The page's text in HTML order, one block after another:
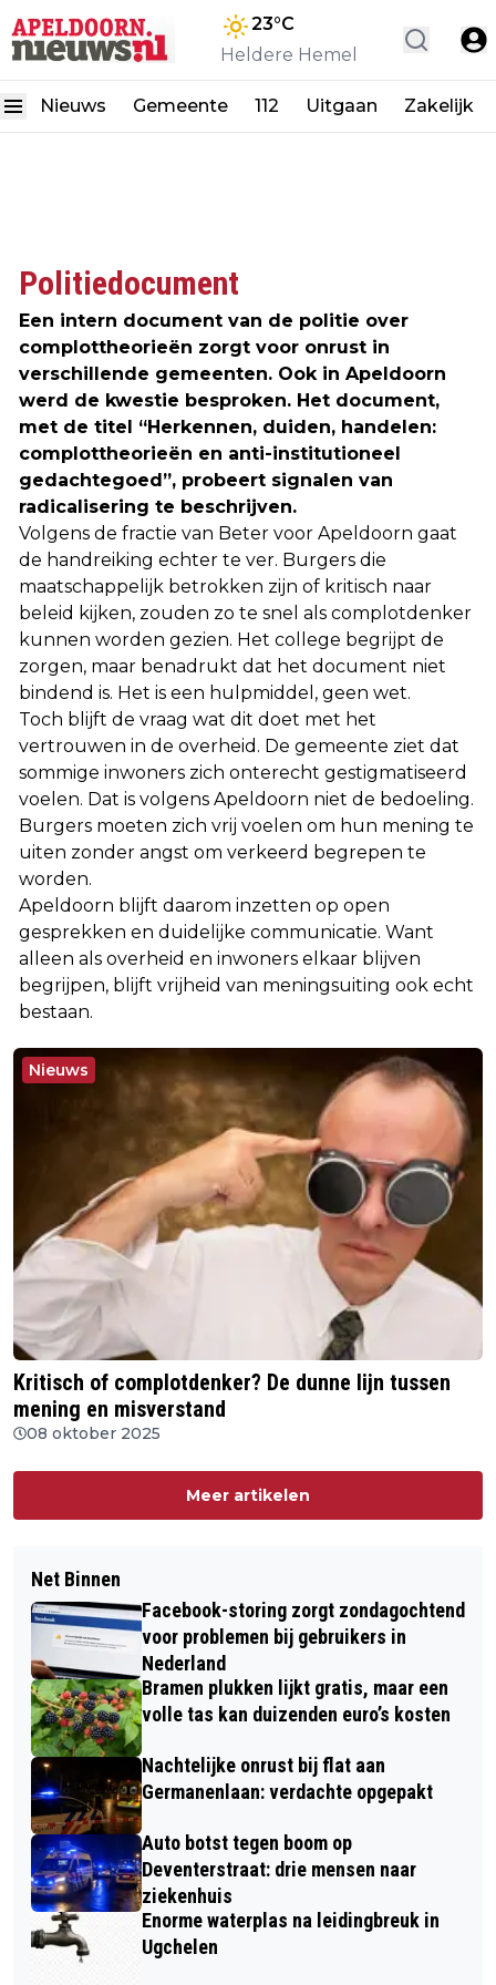
23°C
Heldere Hemel
Nieuws Gemeente 112 Uitgaan Zakelijk
Politiedocument
Een intern document van de politie over
complottheorieën zorgt voor onrust in
verschillende gemeenten. Ook in Apeldoorn
werd de kwestie besproken. Het document,
met de titel “Herkennen, duiden, handelen:
complottheorieën en anti-institutioneel
gedachtegoed”, probeert signalen van
radicalisering te beschrijven.
Volgens de fractie van Beter voor Apeldoorn gaat
de handreiking echter te ver. Burgers die
maatschappelijk betrokken zijn of kritisch naar
beleid kijken, zouden zo te snel als complotdenker
kunnen worden gezien. Het college begrijpt de
zorgen, maar benadrukt dat het document niet
bindend is. Het is een hulpmiddel, geen wet.
Toch blijft de vraag wat dit doet met het
vertrouwen in de overheid. De gemeente ziet dat
sommige inwoners zich onterecht gestigmatiseerd
voelen. Dat is volgens Apeldoorn niet de bedoeling.
Burgers moeten zich vrij voelen om hun mening te
uiten zonder angst om verkeerd begrepen te
worden.
Apeldoorn blijft daarom inzetten op open
gesprekken en duidelijke communicatie. Want
alleen als overheid en inwoners elkaar blijven
begrijpen, blijft vrijheid van meningsuiting ook echt
bestaan.
Nieuws
Kritisch of complotdenker? De dunne lijn tussen
mening en misverstand
08 oktober 2025
Meer artikelen
Net Binnen
Facebook-storing zorgt zondagochtend
voor problemen bij gebruikers in
Nederland
Bramen plukken lijkt gratis, maar een
volle tas kan duizenden euro’s kosten
Nachtelijke onrust bij flat aan
Germanenlaan: verdachte opgepakt
Auto botst tegen boom op
Deventerstraat: drie mensen naar
ziekenhuis
Enorme waterplas na leidingbreuk in
Ugchelen